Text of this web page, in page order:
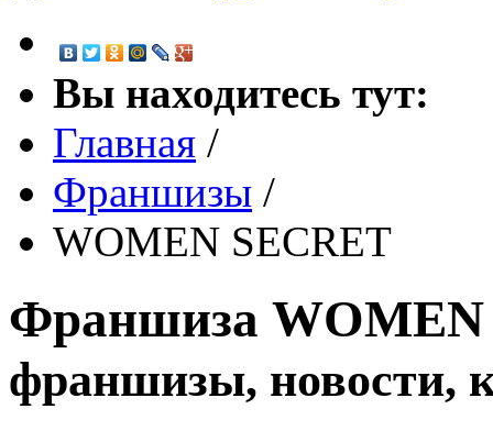
Вы находитесь тут:
Главная /
Франшизы /
WOMEN SECRET
Франшиза
франшизы, новости,